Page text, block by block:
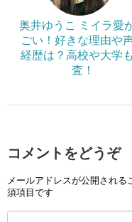
奥井ゆうこ ミイラ愛
ごい！好きな理由や
経歴は？高校や大学
査！
コメントをどうぞ
メールアドレスが公開される
須項目です